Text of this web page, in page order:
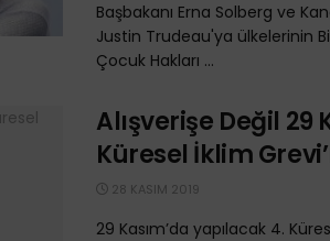
Başbakanı Erna Solberg ve
Justin Trudeau'ya ülkelerinin
Çocuk Hakları ...
Alışverişe Değil 29
Küresel İklim
28 KASIM 2019
29 Kasım’da yapılacak 4.